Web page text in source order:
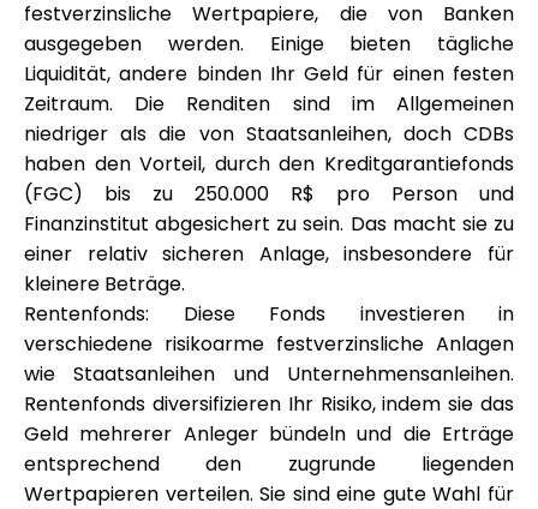
festverzinsliche Wertpapiere, die von Banken
ausgegeben werden. Einige bieten tägliche
Liquidität, andere binden Ihr Geld für einen festen
Zeitraum. Die Renditen sind im Allgemeinen
niedriger als die von Staatsanleihen, doch CDBs
haben den Vorteil, durch den Kreditgarantiefonds
(FGC) bis zu 250.000 R$ pro Person und
Finanzinstitut abgesichert zu sein. Das macht sie zu
einer relativ sicheren Anlage, insbesondere für
kleinere Beträge.
Rentenfonds: Diese Fonds investieren in
verschiedene risikoarme festverzinsliche Anlagen
wie Staatsanleihen und Unternehmensanleihen.
Rentenfonds diversifizieren Ihr Risiko, indem sie das
Geld mehrerer Anleger bündeln und die Erträge
entsprechend den zugrunde liegenden
Wertpapieren verteilen. Sie sind eine gute Wahl für